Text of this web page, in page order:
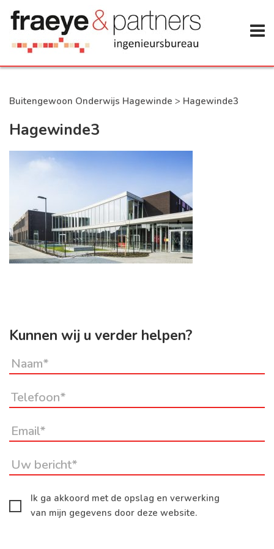
Buitengewoon Onderwijs Hagewinde > Hagewinde3
Hagewinde3
Kunnen wij u verder helpen?
Ik ga akkoord met de opslag en verwerking
van mijn gegevens door deze website.